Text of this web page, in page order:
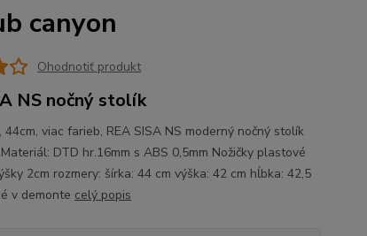
canyon
Ohodnotiť produkt
NS nočný stolík
44cm, viac farieb, REA SISA NS moderný nočný stolík
DTD hr.16mm s ABS 0,5mm Nožičky plastové
2cm rozmery: šírka: 44 cm výška: 42 cm hĺbka: 42,5
v demonte celý popis